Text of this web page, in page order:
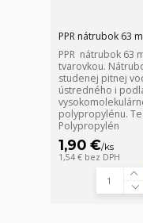
PPR nátrubok 63
PPR nátrubok 63
tvarovkou.
studenej pitnej
ústredného i
polypropylénu.
Polypropylén
1,90 €/ks
1,54 € bez DPH